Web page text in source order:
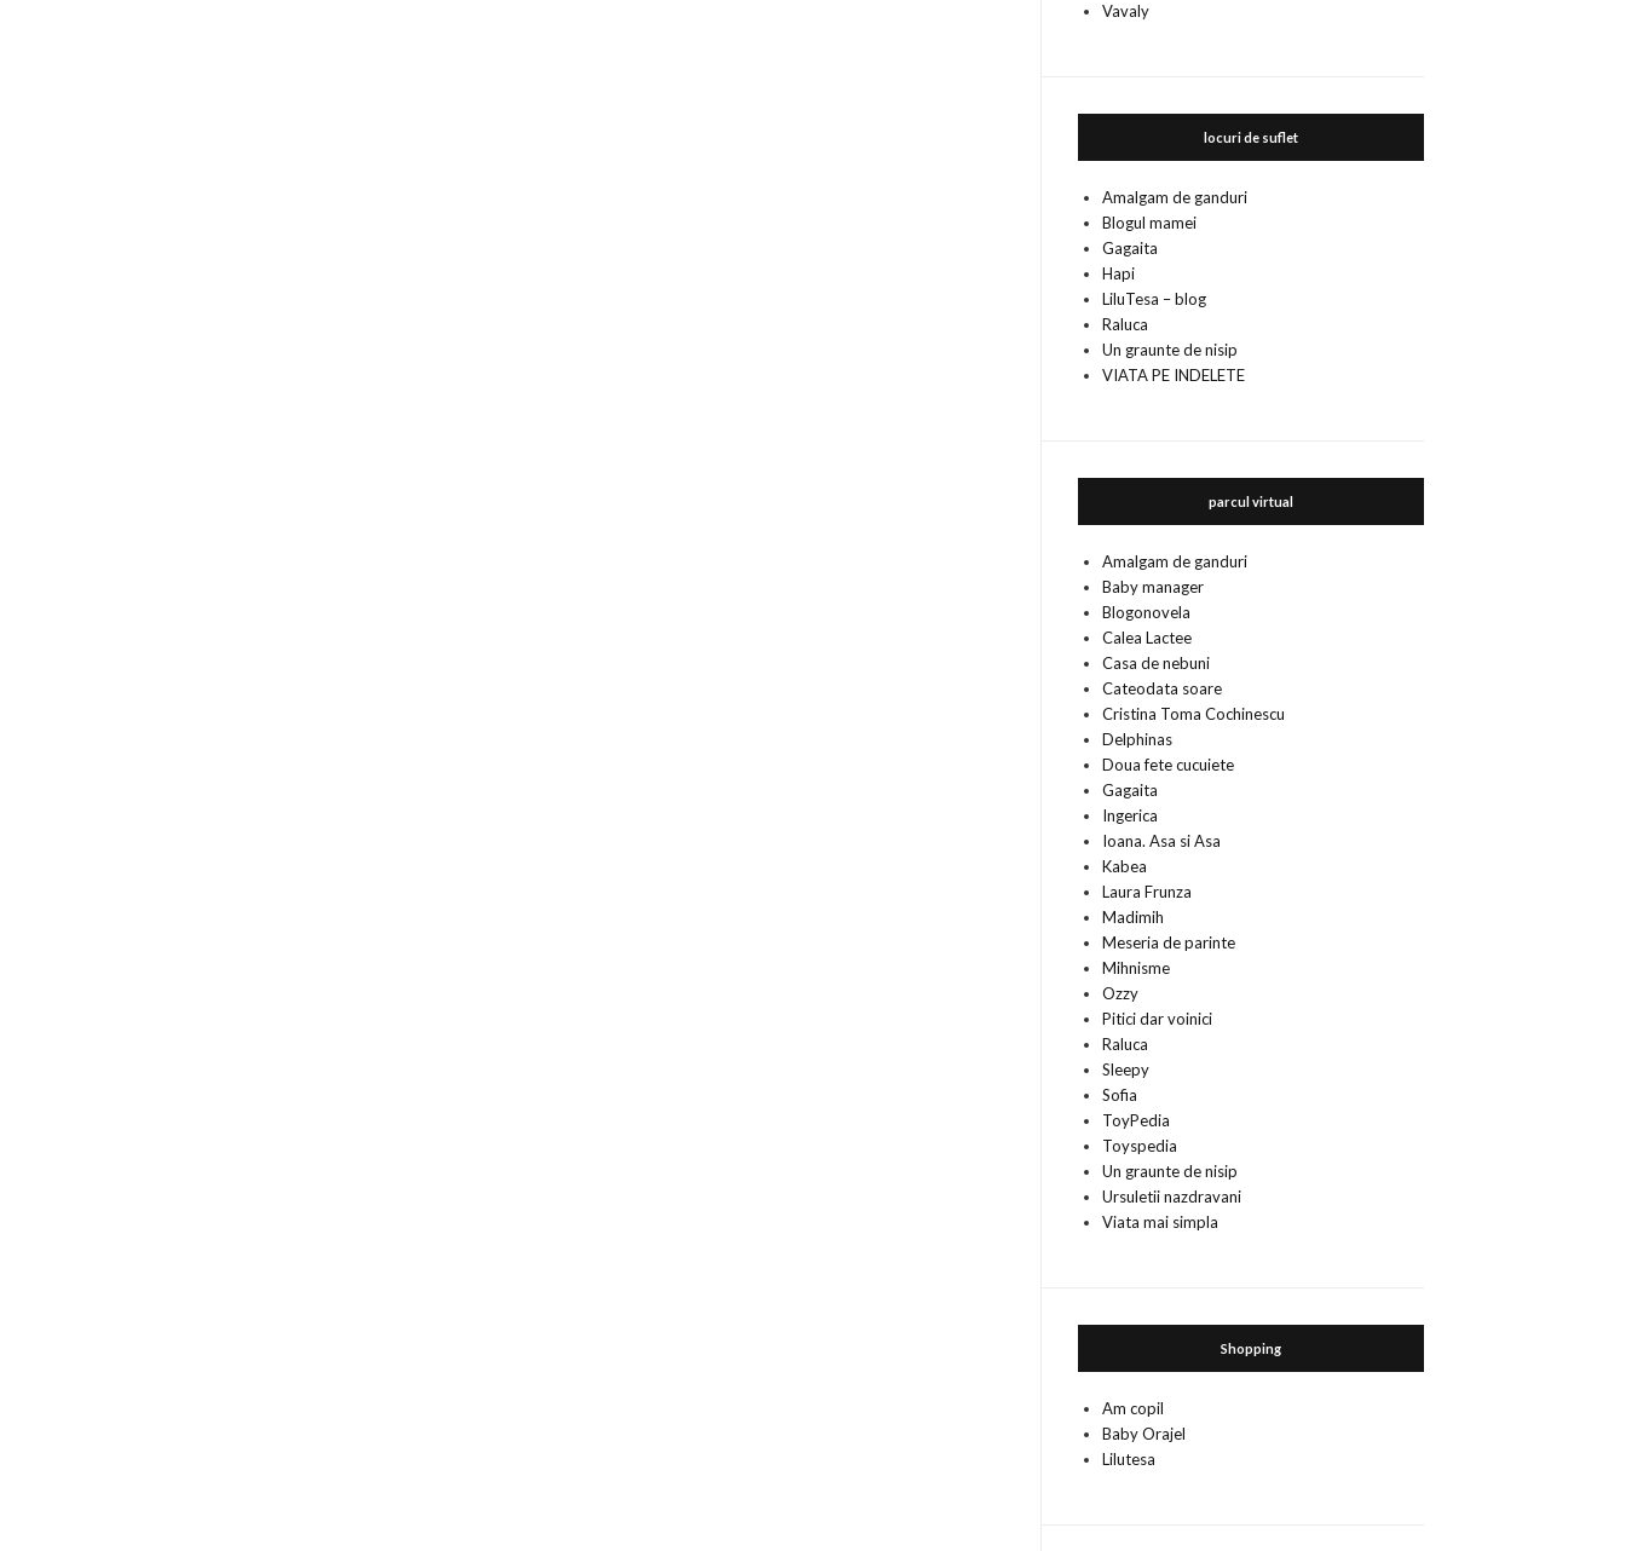
Vavaly
locuri de suflet
Amalgam de ganduri
Blogul mamei
Gagaita
Hapi
LiluTesa – blog
Raluca
Un graunte de nisip
VIATA PE INDELETE
parcul virtual
Amalgam de ganduri
Baby manager
Blogonovela
Calea Lactee
Casa de nebuni
Cateodata soare
Cristina Toma Cochinescu
Delphinas
Doua fete cucuiete
Gagaita
Ingerica
Ioana. Asa si Asa
Kabea
Laura Frunza
Madimih
Meseria de parinte
Mihnisme
Ozzy
Pitici dar voinici
Raluca
Sleepy
Sofia
ToyPedia
Toyspedia
Un graunte de nisip
Ursuletii nazdravani
Viata mai simpla
Shopping
Am copil
Baby Orajel
Lilutesa